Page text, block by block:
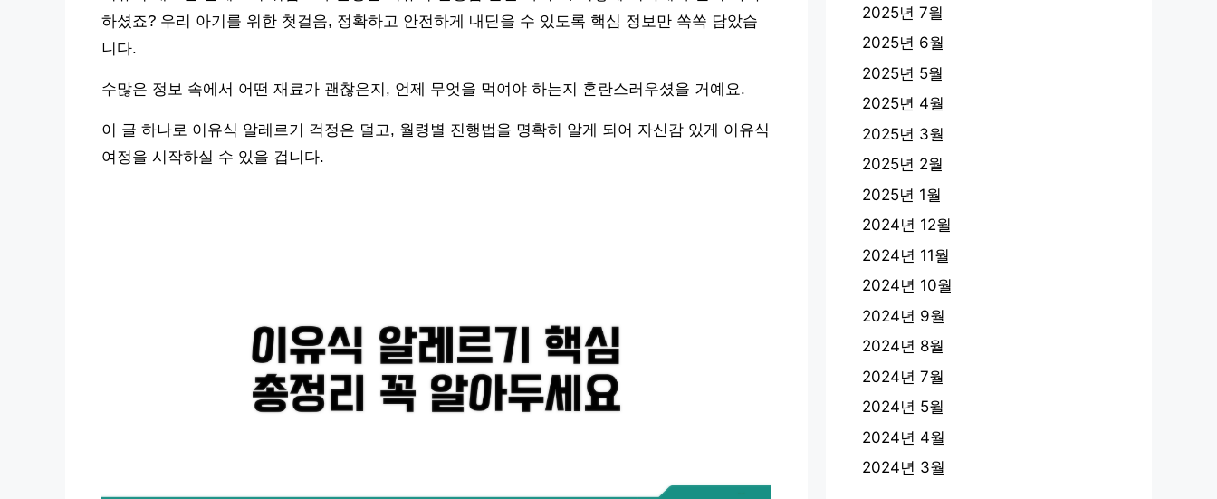
하셨죠? 우리 아기를 위한 첫걸음, 정확하고 안전하게 내딛을 수 있도록 핵심 정보만 쏙쏙 담았습
니다.
수많은 정보 속에서 어떤 재료가 괜찮은지, 언제 무엇을 먹여야 하는지 혼란스러우셨을 거예요.
이 글 하나로 이유식 알레르기 걱정은 덜고, 월령별 진행법을 명확히 알게 되어 자신감 있게 이유식
여정을 시작하실 수 있을 겁니다.
2025년 7월
2025년 6월
2025년 5월
2025년 4월
2025년 3월
2025년 2월
2025년 1월
2024년 12월
2024년 11월
2024년 10월
2024년 9월
2024년 8월
2024년 7월
2024년 5월
2024년 4월
2024년 3월